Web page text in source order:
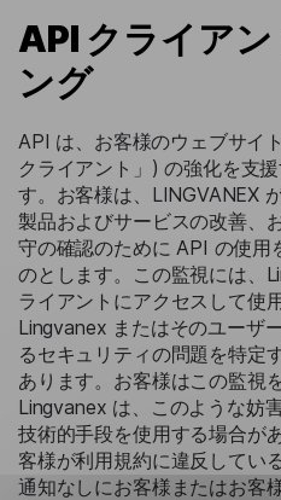
API クライア
ング
API は、お客様のウェブサイ
クライアント」) の強化を支
す。お客様は、LINGVANEX
製品およびサービスの改善、
守の確認のために API の使用
のとします。この監視には、
ライアントにアクセスして使
Lingvanex またはそのユーザ
るセキュリティの問題を特定
あります。お客様はこの監視
Lingvanex は、このような妨
技術的手段を使用する場合が
客様が利用規約に違反してい
通知なしにお客様またはお客